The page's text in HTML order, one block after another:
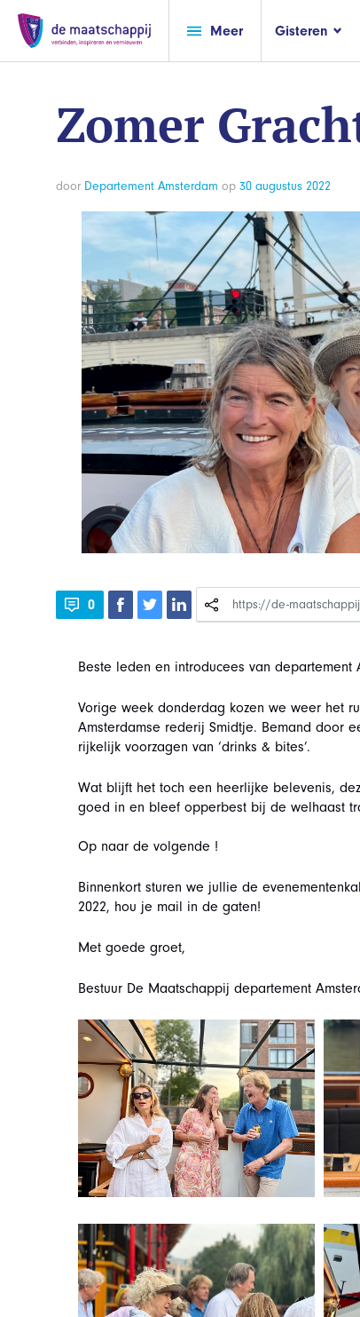
Meer Gisteren
Zomer
door Departement Amsterdam op 30 augustus 2022
0
Beste leden en introducees van departement
Vorige week donderdag kozen we weer het
Amsterdamse rederij Smidtje. Bemand door
rijkelijk voorzagen van ‘drinks & bites’.
Wat blijft het toch een heerlijke belevenis,
goed in en bleef opperbest bij de welhaast
Op naar de volgende !
Binnenkort sturen we jullie de
2022, hou je mail in de gaten!
Met goede groet,
Bestuur De Maatschappij departement